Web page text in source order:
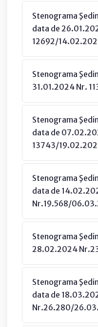
Stenograma
data de
12692/
Stenograma
31.01.2024 Nr.
Stenograma
data de
13743/
Stenograma
data de
Nr.19.568/
Stenograma
28.02.2024
Stenograma
data de
Nr.26.280/